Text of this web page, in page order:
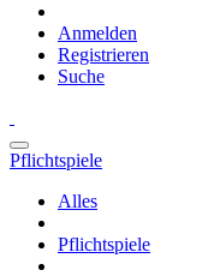
Anmelden
Registrieren
Suche
Pflichtspiele
Alles
Pflichtspiele